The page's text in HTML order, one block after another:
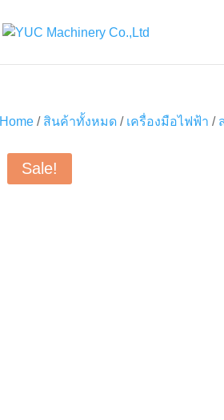
Home / สินค้าทั้งหมด / เครื่องมือไฟฟ้า /
Sale!